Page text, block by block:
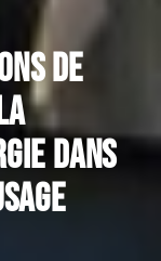
de
dans